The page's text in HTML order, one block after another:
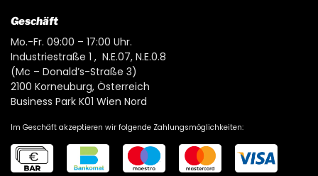
Geschäft
Mo.-Fr. 09:00 – 17:00 Uhr.
Industriestraße 1 , N.E.07, N.E.0.8
(Mc – Donald’s-Straße 3)
2100 Korneuburg, Österreich
Business Park K01 Wien Nord
Im Geschäft akzeptieren wir folgende Zahlungsmöglichkeiten: